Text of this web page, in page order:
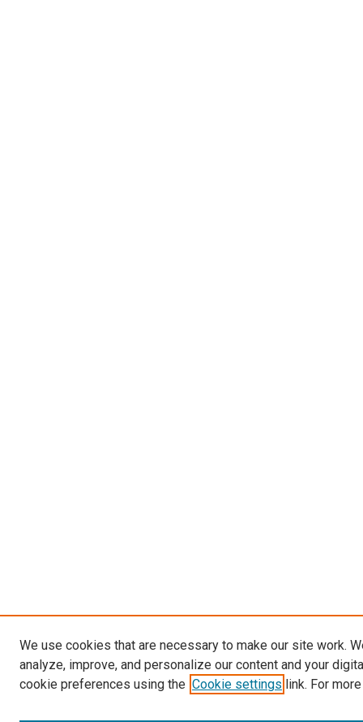
We use cookies that are necessary to make our site work.
analyze, improve, and personalize our content and your
cookie preferences using the Cookie settings link. For